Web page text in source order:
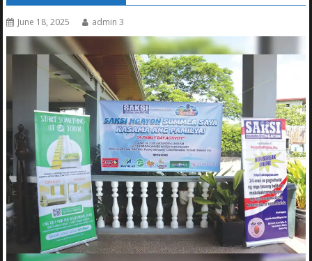
June 18, 2025 admin 3